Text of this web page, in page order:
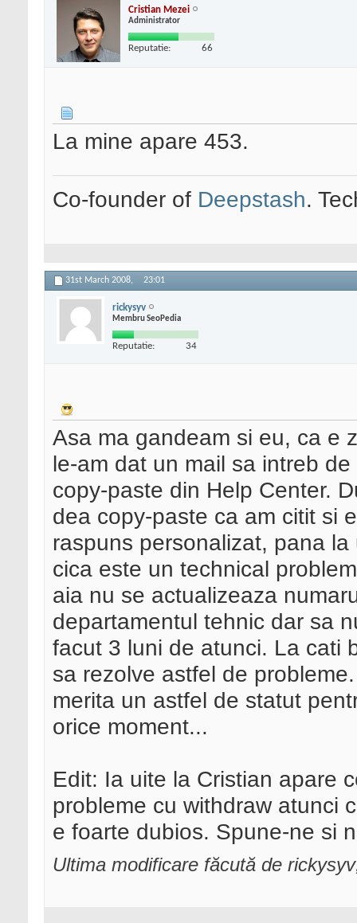
Cristian Mezei
Administrator
Reputatie: 66
La mine apare 453.
Co-founder of Deepstash.
31st March 2008, 23:01
rickysyv
Membru SeoPedia
Reputatie: 34
Asa ma gandeam si eu, ca e
le-am dat un mail sa intreb
copy-paste din Help Center.
dea copy-paste ca am citit si
raspuns personalizat, pana
cica este un technical
aia nu se actualizeaza
departamentul tehnic dar sa
facut 3 luni de atunci. La cati
sa rezolve astfel de
merita un astfel de statut
orice moment...
Edit: Ia uite la Cristian apare
probleme cu withdraw atunci
e foarte dubios. Spune-ne si
Ultima modificare făcută de